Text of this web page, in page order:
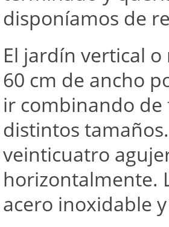
disponíamos de
El jardín vertical
60 cm de ancho
ir combinando
distintos
veinticuatro
horizontalmente.
acero inoxidable